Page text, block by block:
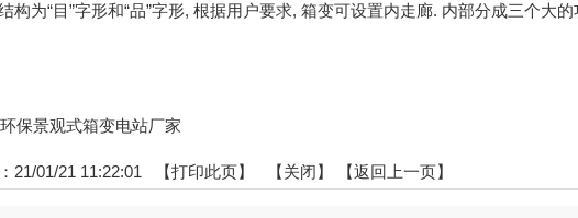
构为“目”字形和“品”字形, 根据用户要求, 箱变可设置内走廊. 内部分成三个大
保景观式箱变电站厂家
21/01/21 11:22:01 【打印此页】 【关闭】 【返回上一页】